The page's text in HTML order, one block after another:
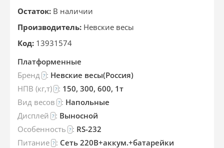
Остаток: В наличии
Производитель: Невские весы
Код: 13931574
Платформенные
Бренд ? : Невские весы(Россия)
НПВ (кг,т) ? : 150, 300, 600, 1т
Вид весов ? : Напольные
Дисплей ? : Выносной
Особенность ? : RS-232
Питание ? : Сеть 220В+аккум.+батарейки